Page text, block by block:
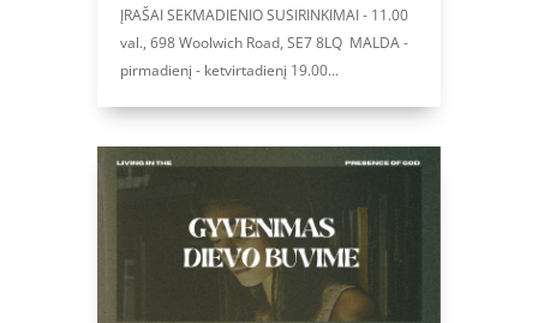
ĮRAŠAI SEKMADIENIO SUSIRINKIMAI - 11.00
val., 698 Woolwich Road, SE7 8LQ MALDA -
pirmadienį - ketvirtadienį 19.00...